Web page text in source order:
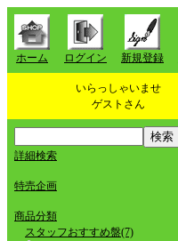
ホーム ログイン 新規登録
いらっしゃいませ
ゲストさん
詳細検索
特売企画
商品分類
スタッフおすすめ盤(7)